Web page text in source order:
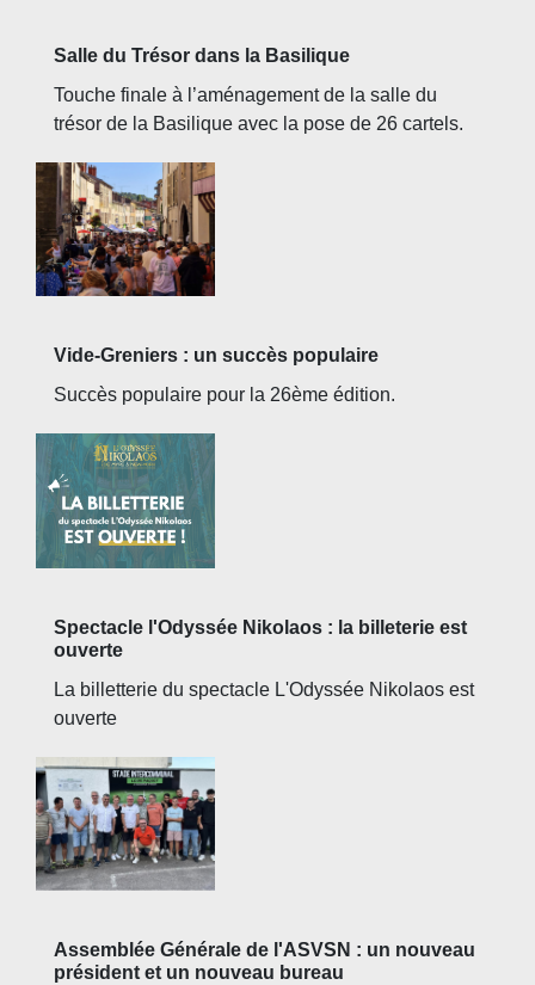
Salle du Trésor dans la Basilique
Touche finale à l’aménagement de la salle du
trésor de la Basilique avec la pose de 26 cartels.
Vide-Greniers : un succès populaire
Succès populaire pour la 26ème édition.
Spectacle l'Odyssée Nikolaos : la billeterie est
ouverte
La billetterie du spectacle L'Odyssée Nikolaos est
ouverte
Assemblée Générale de l'ASVSN : un nouveau
président et un nouveau bureau